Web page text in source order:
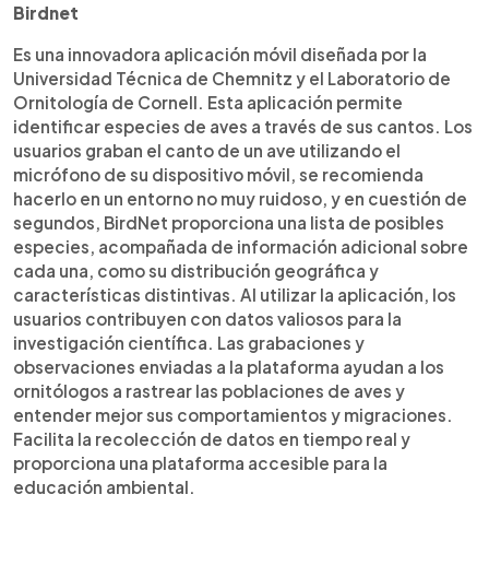
Birdnet
Es una innovadora aplicación móvil diseñada por la
Universidad Técnica de Chemnitz y el Laboratorio de
Ornitología de Cornell. Esta aplicación permite
identificar especies de aves a través de sus cantos. Los
usuarios graban el canto de un ave utilizando el
micrófono de su dispositivo móvil, se recomienda
hacerlo en un entorno no muy ruidoso, y en cuestión de
segundos, BirdNet proporciona una lista de posibles
especies, acompañada de información adicional sobre
cada una, como su distribución geográfica y
características distintivas. Al utilizar la aplicación, los
usuarios contribuyen con datos valiosos para la
investigación científica. Las grabaciones y
observaciones enviadas a la plataforma ayudan a los
ornitólogos a rastrear las poblaciones de aves y
entender mejor sus comportamientos y migraciones.
Facilita la recolección de datos en tiempo real y
proporciona una plataforma accesible para la
educación ambiental.